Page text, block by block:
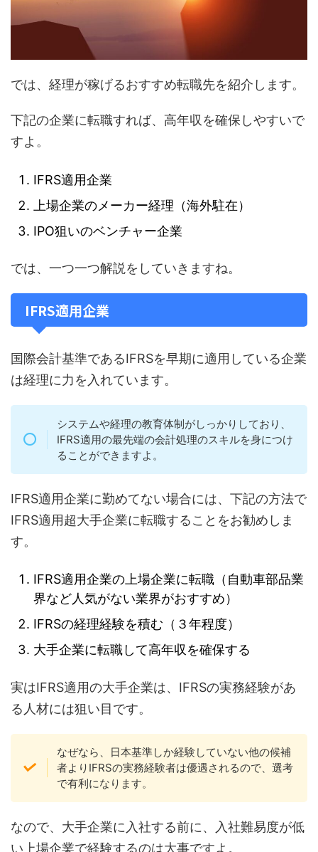
では、経理が稼げるおすすめ転職先を紹介します。
下記の企業に転職すれば、高年収を確保しやすいで
すよ。
IFRS適用企業
上場企業のメーカー経理（海外駐在）
IPO狙いのベンチャー企業
では、一つ一つ解説をしていきますね。
IFRS適用企業
国際会計基準であるIFRSを早期に適用している企業
は経理に力を入れています。
システムや経理の教育体制がしっかりしており、
IFRS適用の最先端の会計処理のスキルを身につけ
ることができますよ。
IFRS適用企業に勤めてない場合には、下記の方法で
IFRS適用超大手企業に転職することをお勧めしま
す。
IFRS適用企業の上場企業に転職（自動車部品業
界など人気がない業界がおすすめ）
IFRSの経理経験を積む（３年程度）
大手企業に転職して高年収を確保する
実はIFRS適用の大手企業は、IFRSの実務経験があ
る人材には狙い目です。
なぜなら、日本基準しか経験していない他の候補
者よりIFRSの実務経験者は優遇されるので、選考
で有利になります。
なので、大手企業に入社する前に、入社難易度が低
い上場企業で経験するのは大事ですよ。